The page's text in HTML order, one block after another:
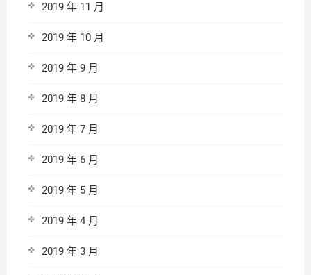
2019 年 11 月
2019 年 10 月
2019 年 9 月
2019 年 8 月
2019 年 7 月
2019 年 6 月
2019 年 5 月
2019 年 4 月
2019 年 3 月